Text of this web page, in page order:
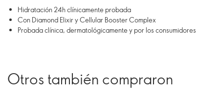
Hidratación 24h clínicamente probada
Con Diamond Elixir y Cellular Booster Complex
Probada clínica, dermatológicamente y por los consumidores
Otros también compraron